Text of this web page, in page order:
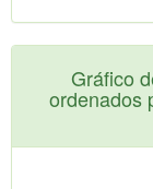
Gráfico
ordenados